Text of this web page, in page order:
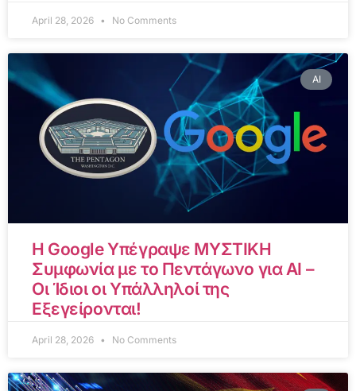
April 28, 2026 No Comments
AI
Η Google Υπέγραψε ΜΥΣΤΙΚΗ
Συμφωνία με το Πεντάγωνο για AI –
Οι Ίδιοι οι Υπάλληλοί της
Εξεγείρονται!
April 28, 2026 No Comments